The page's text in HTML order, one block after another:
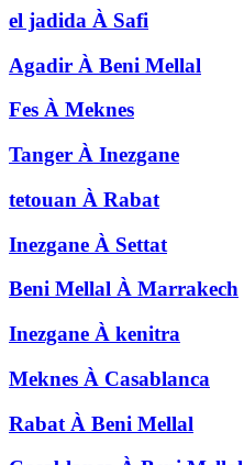
el jadida À Safi
Agadir À Beni Mellal
Fes À Meknes
Tanger À Inezgane
tetouan À Rabat
Inezgane À Settat
Beni Mellal À Marrakech
Inezgane À kenitra
Meknes À Casablanca
Rabat À Beni Mellal